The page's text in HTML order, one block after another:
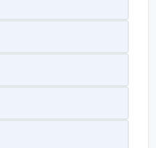
benefício. Os demais
e aditivos químicos, o que